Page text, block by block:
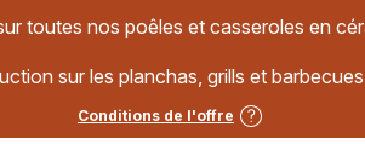
toutes nos poêles et casseroles en
sur les planchas, grills et
Conditions de l'offre